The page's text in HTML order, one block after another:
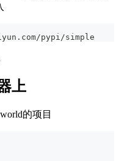
pypi/simple
上
的项目